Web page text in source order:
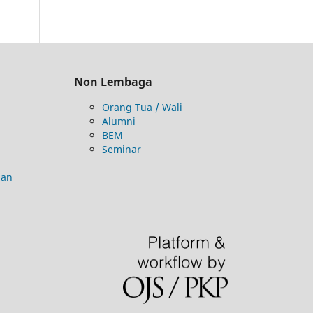
Non Lembaga
Orang Tua / Wali
Alumni
BEM
Seminar